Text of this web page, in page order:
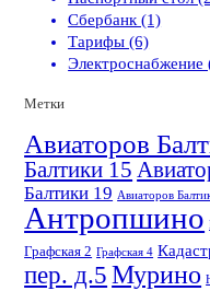
Сбербанк (1)
Тарифы (6)
Электроснабжение
Метки
Авиаторов
Балтики 15
Балтики 19 Авиаторов
Антропшино
Графская 2 Графская 4
пер. д.5Мурино